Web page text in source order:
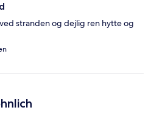
stranden og dejlig ren hytte og